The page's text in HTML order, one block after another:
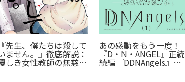
《65歳の老人が超人
！？》『山岳超人マツ
カ』のあらすじ紹介：
慄と謎に満ちた山岳殺
『オサナナジミとカノジ
ョと』ただの三角関係じ
ゃない、秘密が渦巻くセ
クシーサスペンスの魅力